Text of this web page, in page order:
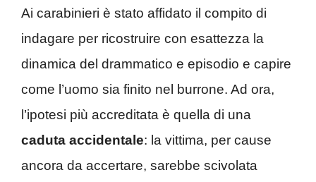
Ai carabinieri è stato affidato il compito di
indagare per ricostruire con esattezza la
dinamica del drammatico e episodio e capire
come l’uomo sia finito nel burrone. Ad ora,
l’ipotesi più accreditata è quella di una
caduta accidentale: la vittima, per cause
ancora da accertare, sarebbe scivolata